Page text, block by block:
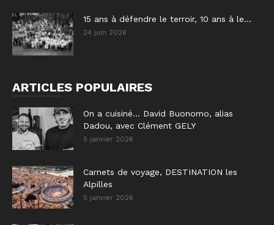
15 ans à défendre le terroir, 10 ans à le...
24 juin 2026
ARTICLES POPULAIRES
On a cuisiné… David Buonomo, alias
Dadou, avec Clément GELY
5 janvier 2026
Carnets de voyage, DESTINATION les
Alpilles
5 janvier 2026